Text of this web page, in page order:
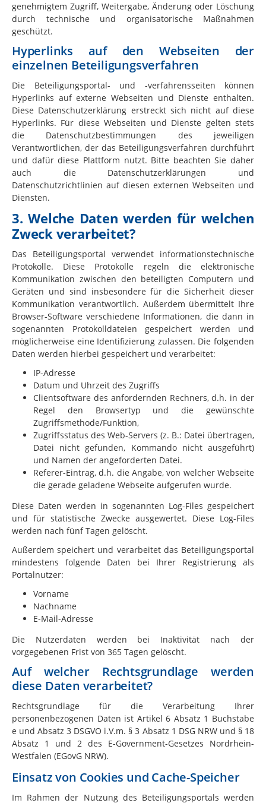
genehmigtem Zugriff, Weitergabe, Änderung oder Löschung
durch technische und organisatorische Maßnahmen
geschützt.
Hyperlinks auf den Webseiten der
einzelnen Beteiligungsverfahren
Die Beteiligungsportal- und -verfahrensseiten können
Hyperlinks auf externe Webseiten und Dienste enthalten.
Diese Datenschutzerklärung erstreckt sich nicht auf diese
Hyperlinks. Für diese Webseiten und Dienste gelten stets
die Datenschutzbestimmungen des jeweiligen
Verantwortlichen, der das Beteiligungsverfahren durchführt
und dafür diese Plattform nutzt. Bitte beachten Sie daher
auch die Datenschutzerklärungen und
Datenschutzrichtlinien auf diesen externen Webseiten und
Diensten.
3. Welche Daten werden für welchen
Zweck verarbeitet?
Das Beteiligungsportal verwendet informationstechnische
Protokolle. Diese Protokolle regeln die elektronische
Kommunikation zwischen den beteiligten Computern und
Geräten und sind insbesondere für die Sicherheit dieser
Kommunikation verantwortlich. Außerdem übermittelt Ihre
Browser-Software verschiedene Informationen, die dann in
sogenannten Protokolldateien gespeichert werden und
möglicherweise eine Identifizierung zulassen. Die folgenden
Daten werden hierbei gespeichert und verarbeitet:
IP-Adresse
Datum und Uhrzeit des Zugriffs
Clientsoftware des anfordernden Rechners, d.h. in der
Regel den Browsertyp und die gewünschte
Zugriffsmethode/Funktion,
Zugriffsstatus des Web-Servers (z. B.: Datei übertragen,
Datei nicht gefunden, Kommando nicht ausgeführt)
und Namen der angeforderten Datei.
Referer-Eintrag, d.h. die Angabe, von welcher Webseite
die gerade geladene Webseite aufgerufen wurde.
Diese Daten werden in sogenannten Log-Files gespeichert
und für statistische Zwecke ausgewertet. Diese Log-Files
werden nach fünf Tagen gelöscht.
Außerdem speichert und verarbeitet das Beteiligungsportal
mindestens folgende Daten bei Ihrer Registrierung als
Portalnutzer:
Vorname
Nachname
E-Mail-Adresse
Die Nutzerdaten werden bei Inaktivität nach der
vorgegebenen Frist von 365 Tagen gelöscht.
Auf welcher Rechtsgrundlage werden
diese Daten verarbeitet?
Rechtsgrundlage für die Verarbeitung Ihrer
personenbezogenen Daten ist Artikel 6 Absatz 1 Buchstabe
e und Absatz 3 DSGVO i.V.m. § 3 Absatz 1 DSG NRW und § 18
Absatz 1 und 2 des E-Government-Gesetzes Nordrhein-
Westfalen (EGovG NRW).
Einsatz von Cookies und Cache-Speicher
Im Rahmen der Nutzung des Beteiligungsportals werden